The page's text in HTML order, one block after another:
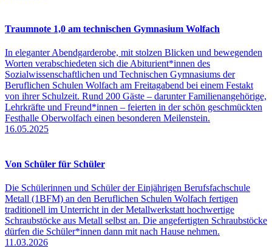
Traumnote 1,0 am technischen Gymnasium Wolfach
In eleganter Abendgarderobe, mit stolzen Blicken und bewegenden
Worten verabschiedeten sich die Abiturient*innen des
Sozialwissenschaftlichen und Technischen Gymnasiums der
Beruflichen Schulen Wolfach am Freitagabend bei einem Festakt
von ihrer Schulzeit. Rund 200 Gäste – darunter Familienangehörige,
Lehrkräfte und Freund*innen – feierten in der schön geschmückten
Festhalle Oberwolfach einen besonderen Meilenstein.
16.05.2025
Von Schüler für Schüler
Die Schülerinnen und Schüler der Einjährigen Berufsfachschule
Metall (1BFM) an den Beruflichen Schulen Wolfach fertigen
traditionell im Unterricht in der Metallwerkstatt hochwertige
Schraubstöcke aus Metall selbst an. Die angefertigten Schraubstöcke
dürfen die Schüler*innen dann mit nach Hause nehmen.
11.03.2026